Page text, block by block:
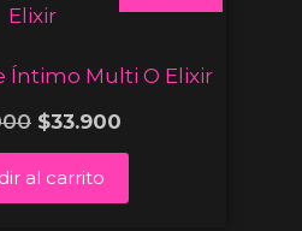
Íntimo Multi O Elixir
$33.900
al carrito